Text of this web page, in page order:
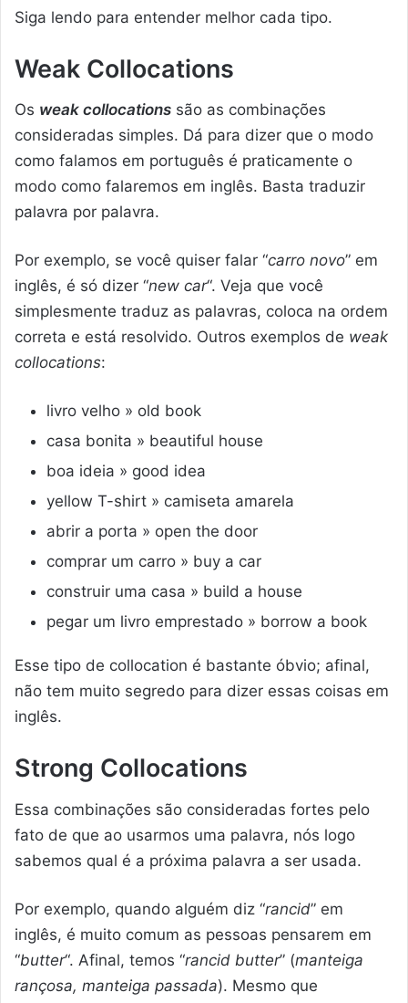
Siga lendo para entender melhor cada tipo.
Weak Collocations
Os weak collocations são as combinações
consideradas simples. Dá para dizer que o modo
como falamos em português é praticamente o
modo como falaremos em inglês. Basta traduzir
palavra por palavra.
Por exemplo, se você quiser falar “carro novo” em
inglês, é só dizer “new car“. Veja que você
simplesmente traduz as palavras, coloca na ordem
correta e está resolvido. Outros exemplos de weak
collocations:
livro velho » old book
casa bonita » beautiful house
boa ideia » good idea
yellow T-shirt » camiseta amarela
abrir a porta » open the door
comprar um carro » buy a car
construir uma casa » build a house
pegar um livro emprestado » borrow a book
Esse tipo de collocation é bastante óbvio; afinal,
não tem muito segredo para dizer essas coisas em
inglês.
Strong Collocations
Essa combinações são consideradas fortes pelo
fato de que ao usarmos uma palavra, nós logo
sabemos qual é a próxima palavra a ser usada.
Por exemplo, quando alguém diz “rancid” em
inglês, é muito comum as pessoas pensarem em
“butter“. Afinal, temos “rancid butter” (manteiga
rançosa, manteiga passada). Mesmo que